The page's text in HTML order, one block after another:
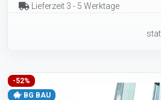
Lieferzeit 3 - 5 Werktage
-52%
BG BAU